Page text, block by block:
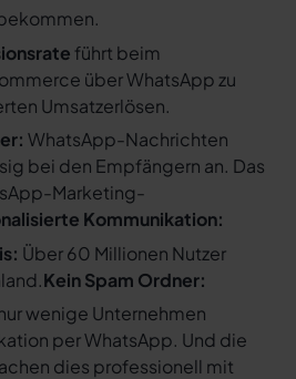
führt beim
über WhatsApp zu
Umsatzerlösen.
WhatsApp-Nachrichten
bei den Empfängern an. Das
Marketing-
Kommunikation:
Über 60 Millionen Nutzer
Kein Spam Ordner:
wenige Unternehmen
per WhatsApp. Und die
dies professionell mit